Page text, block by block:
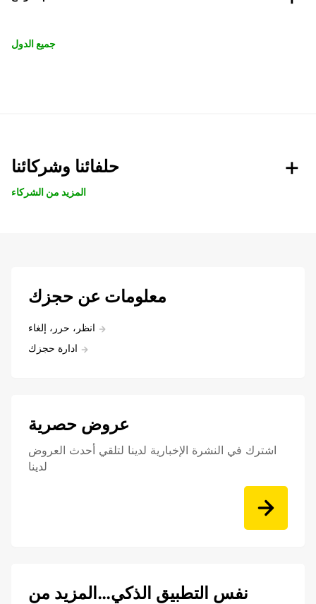
جميع الدول
حلفائنا وشركائنا
المزيد من الشركاء
معلومات عن حجزك
انظر، حرر، إلغاء
ادارة حجزك
عروض حصرية
اشترك في النشرة الإخبارية لدينا لتلقي أحدث العروض
لدينا
نفس التطبيق الذكي…المزيد من